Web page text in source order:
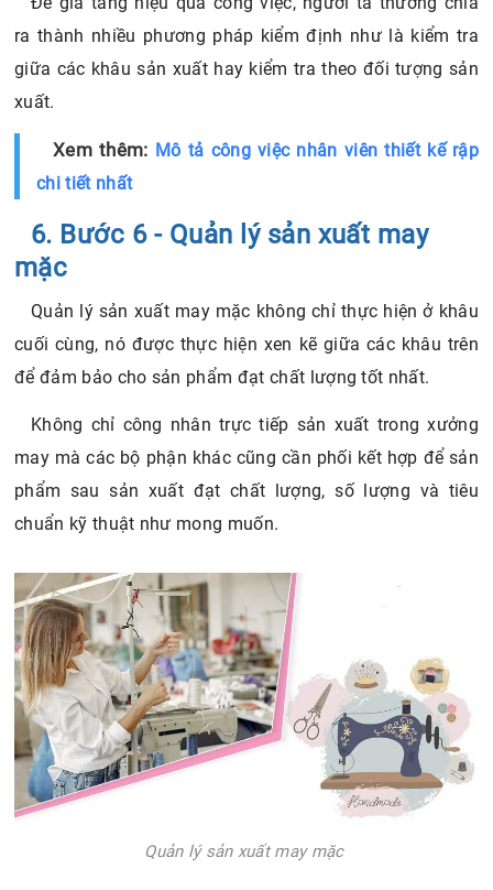
xuất.
Xem thêm:Mô tả công việc nhân viên thiết kế rập
chi tiết nhất
6. Bước 6 - Quản lý sản xuất may
mặc
Quản lý sản xuất may mặc không chỉ thực hiện ở khâu
cuối cùng, nó được thực hiện xen kẽ giữa các khâu trên
Không chỉ công nhân trực tiếp sản xuất trong xưởng
may mà các bộ phận khác cũng cần phối kết hợp để sản
chuẩn kỹ thuật như mong muốn.
Quản lý sản xuất may mặc
Một sản phẩm đạt chất lượng tốt cần được áp dụng và
tuân thủ hoàn toàn theo các bước trong quy trình sản